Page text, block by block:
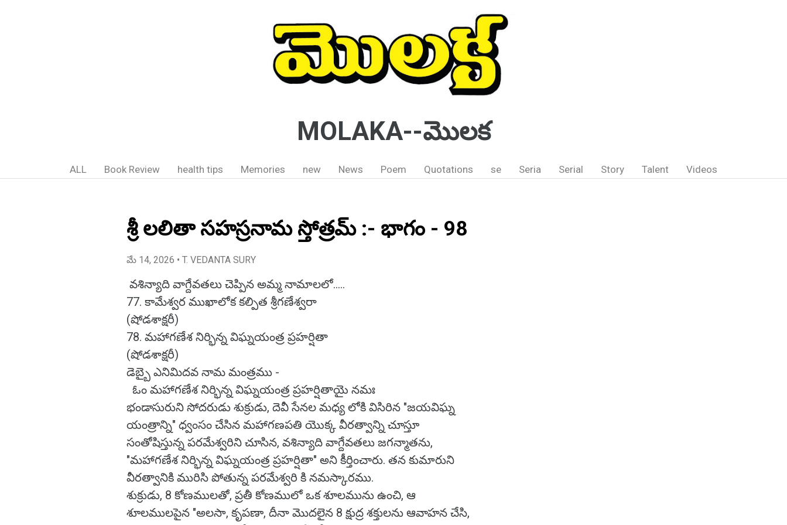
MOLAKA--మొలక
ALL Book Review health tips Memories new News Poem Quotations se Seria Serial Story Talent Videos
శ్రీ లలితా సహస్రనామ స్తోత్రమ్ :- భాగం - 98
మే 14, 2026 • T. VEDANTA SURY
వశిన్యాది వాగ్దేవతలు చెప్పిన అమ్మ నామాలలో.....
77. కామేశ్వర ముఖాలోక కల్పిత శ్రీగణేశ్వరా
(షోడశాక్షరీ)
78. మహాగణేశ నిర్భిన్న విఘ్నయంత్ర ప్రహర్షితా
(షోడశాక్షరీ)
డెబ్బై ఎనిమిదవ నామ మంత్రము -
ఓం మహాగణేశ నిర్భిన్న విఘ్నయంత్ర ప్రహర్షితాయై నమః
భండాసురుని సోదరుడు శుక్రుడు, దెవీ సేనల మధ్య లోకి విసిరిన "జయవిఘ్న
యంత్రాన్ని" ధ్వంసం చేసిన మహాగణపతి యొక్క వీరత్వాన్ని చూస్తూ
సంతోషిస్తున్న పరమేశ్వరిని చూసిన, వశిన్యాది వాగ్దేవతలు జగన్మాతను,
"మహాగణేశ నిర్భిన్న విఘ్నయంత్ర ప్రహర్షితా" అని కీర్తించారు. తన కుమారుని
వీరత్వానికి మురిసి పోతున్న పరమేశ్వరి కి నమస్కారము.
శుక్రుడు, 8 కోణములతో, ప్రతీ కోణములో ఒక శూలమును ఉంచి, ఆ
శూలములపైన "అలసా, కృపణా, దీనా మొదలైన 8 క్షుద్ర శక్తులను ఆవాహన చేసి,